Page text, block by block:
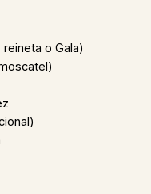
o Gala)